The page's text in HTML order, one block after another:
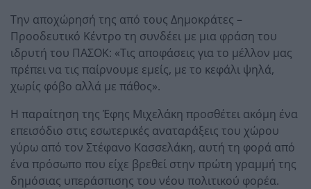
Την αποχώρησή της από τους Δημοκράτες –
Προοδευτικό Κέντρο τη συνδέει με μια φράση του
ιδρυτή του ΠΑΣΟΚ: «Τις αποφάσεις για το μέλλον μας
πρέπει να τις παίρνουμε εμείς, με το κεφάλι ψηλά,
χωρίς φόβο αλλά με πάθος».
Η παραίτηση της Έφης Μιχελάκη προσθέτει ακόμη ένα
επεισόδιο στις εσωτερικές αναταράξεις του χώρου
γύρω από τον Στέφανο Κασσελάκη, αυτή τη φορά από
ένα πρόσωπο που είχε βρεθεί στην πρώτη γραμμή της
δημόσιας υπεράσπισης του νέου πολιτικού φορέα.